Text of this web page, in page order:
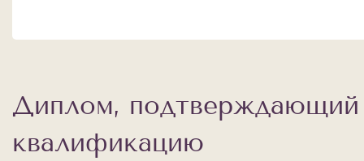
Диплом, подтверждающий
квалификацию